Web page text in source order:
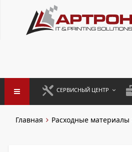
СЕРВИСНЫЙ ЦЕНТР
Главная Расходные материалы